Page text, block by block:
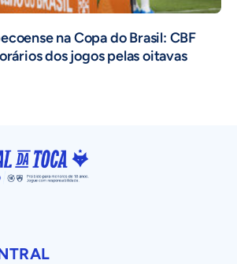
na Copa do Brasil: CBF
dos jogos pelas oitavas